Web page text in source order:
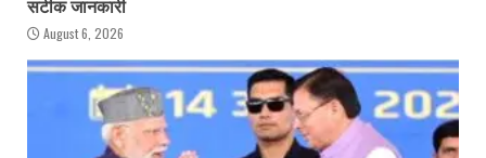
सटीक जानकारी
August 6, 2026